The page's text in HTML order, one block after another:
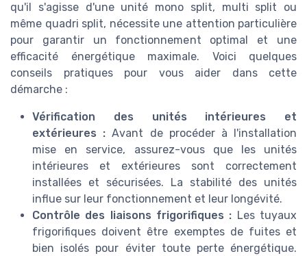
qu'il s'agisse d'une unité mono split, multi split ou
même quadri split, nécessite une attention particulière
pour garantir un fonctionnement optimal et une
efficacité énergétique maximale. Voici quelques
conseils pratiques pour vous aider dans cette
démarche :
Vérification des unités intérieures et
extérieures : Avant de procéder à l'installation
mise en service, assurez-vous que les unités
intérieures et extérieures sont correctement
installées et sécurisées. La stabilité des unités
influe sur leur fonctionnement et leur longévité.
Contrôle des liaisons frigorifiques : Les tuyaux
frigorifiques doivent être exemptes de fuites et
bien isolés pour éviter toute perte énergétique.